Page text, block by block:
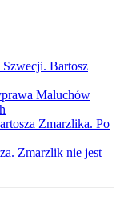
Bartosz
Maluchów
Zmarzlika. Po
Zmarzlik nie jest